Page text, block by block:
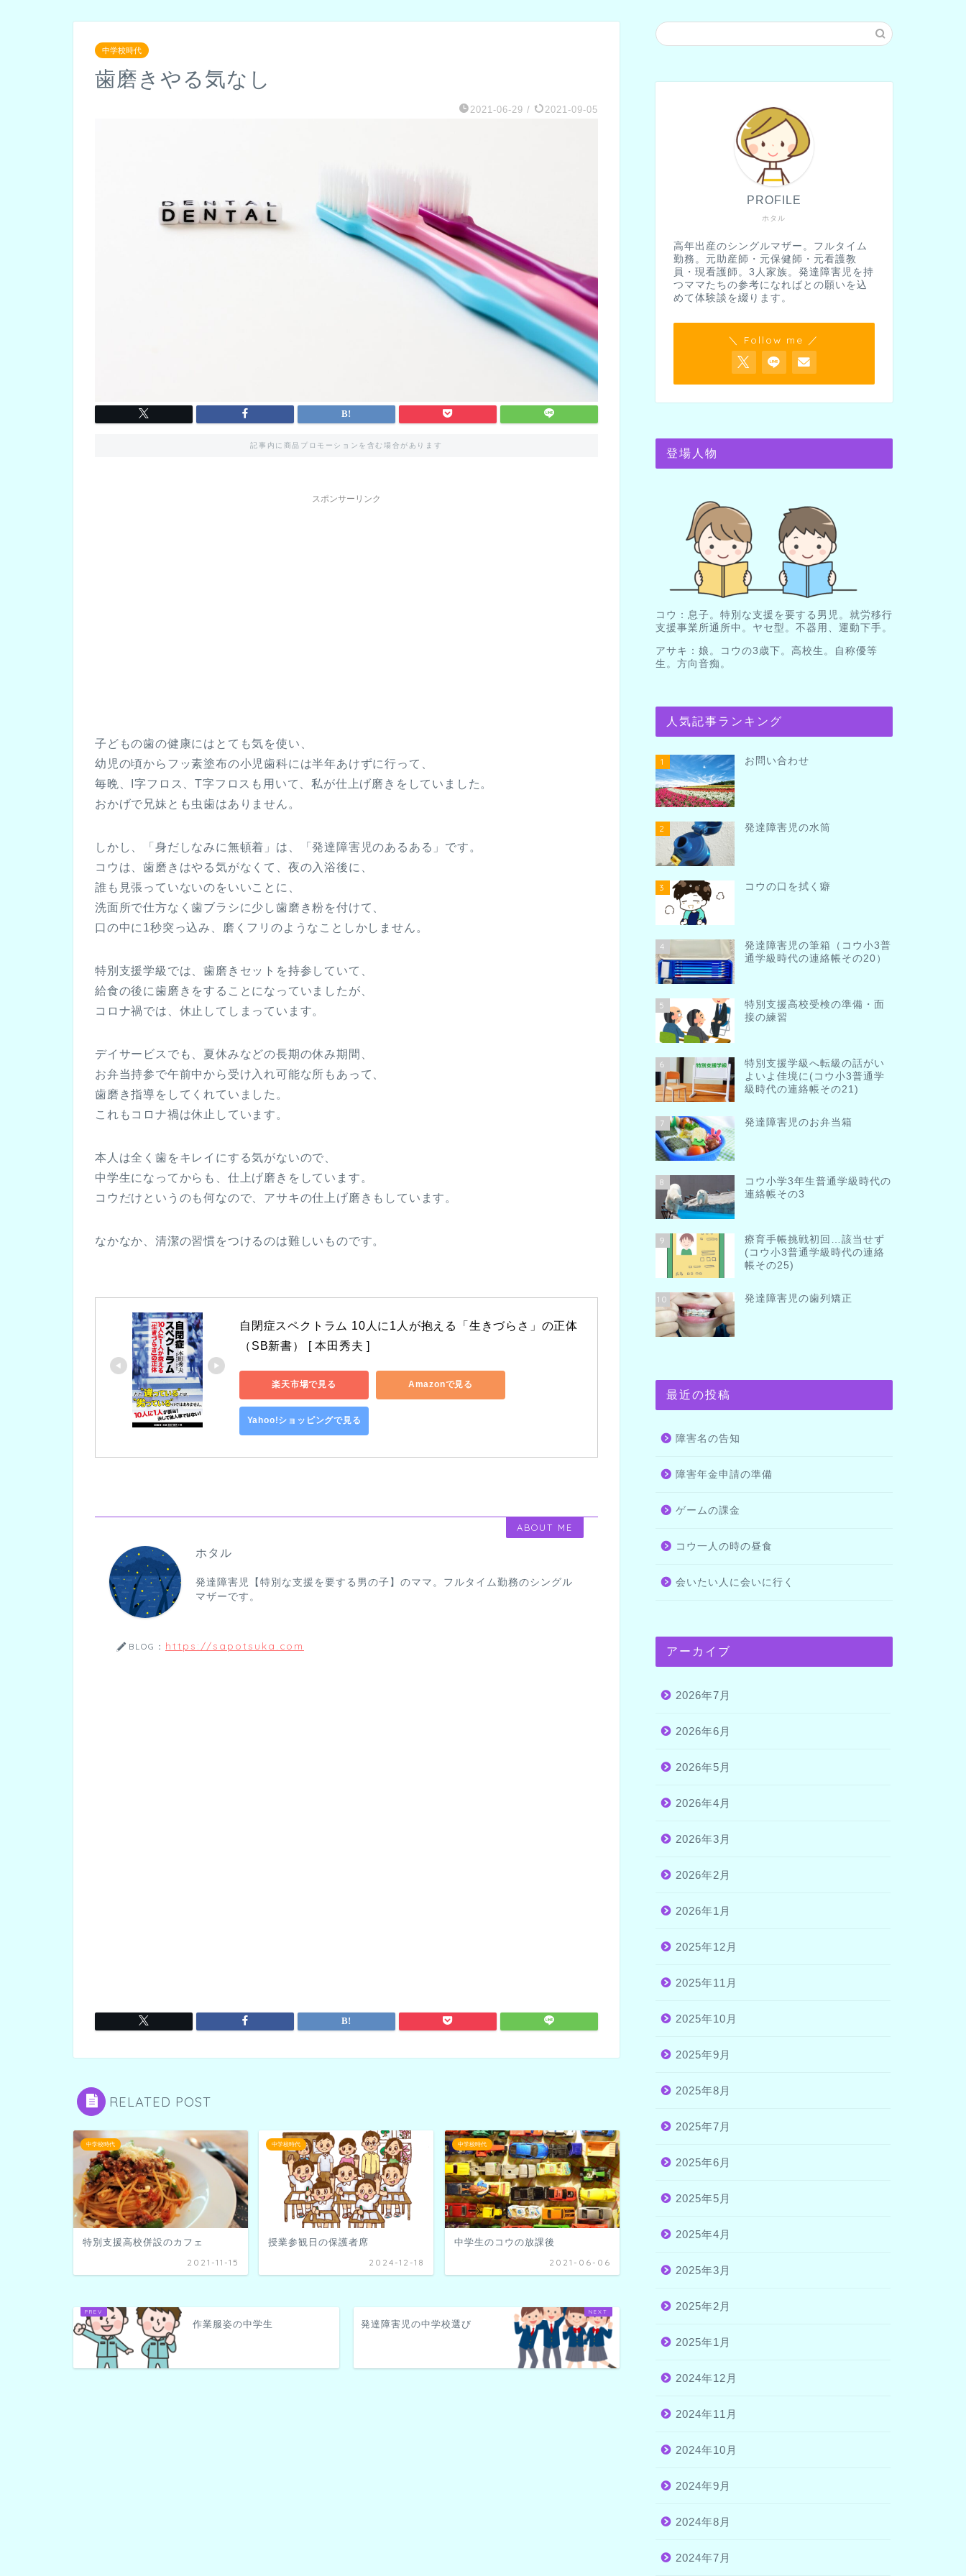
中学校時代
歯磨きやる気なし
2021-06-29 / 2021-09-05
記事内に商品プロモーションを含む場合があります
スポンサーリンク
子どもの歯の健康にはとても気を使い、
幼児の頃からフッ素塗布の小児歯科には半年あけずに行って、
毎晩、I字フロス、T字フロスも用いて、私が仕上げ磨きをしていました。
おかげで兄妹とも虫歯はありません。
しかし、「身だしなみに無頓着」は、「発達障害児のあるある」です。
コウは、歯磨きはやる気がなくて、夜の入浴後に、
誰も見張っていないのをいいことに、
洗面所で仕方なく歯ブラシに少し歯磨き粉を付けて、
口の中に1秒突っ込み、磨くフリのようなことしかしません。
特別支援学級では、歯磨きセットを持参していて、
給食の後に歯磨きをすることになっていましたが、
コロナ禍では、休止してしまっています。
デイサービスでも、夏休みなどの長期の休み期間、
お弁当持参で午前中から受け入れ可能な所もあって、
歯磨き指導をしてくれていました。
これもコロナ禍は休止しています。
本人は全く歯をキレイにする気がないので、
中学生になってからも、仕上げ磨きをしています。
コウだけというのも何なので、アサキの仕上げ磨きもしています。
なかなか、清潔の習慣をつけるのは難しいものです。
自閉症スペクトラム 10人に1人が抱える「生きづらさ」の正体
（SB新書） [ 本田秀夫 ]
楽天市場で見る Amazonで見る
Yahoo!ショッピングで見る
ABOUT ME
ホタル
発達障害児【特別な支援を要する男の子】のママ。フルタイム勤務のシングル
マザーです。
BLOG： https://sapotsuka.com
RELATED POST
中学校時代
特別支援高校併設のカフェ
2021-11-15
中学校時代
授業参観日の保護者席
2024-12-18
中学校時代
中学生のコウの放課後
2021-06-06
作業服姿の中学生 発達障害児の中学校選び
ホタル
PROFILE
高年出産のシングルマザー。フルタイム
勤務。元助産師・元保健師・元看護教
員・現看護師。3人家族。発達障害児を持
つママたちの参考になればとの願いを込
めて体験談を綴ります。
＼ Follow me ／
登場人物
コウ：息子。特別な支援を要する男児。就労移行
支援事業所通所中。ヤセ型。不器用、運動下手。
アサキ：娘。コウの3歳下。高校生。自称優等
生。方向音痴。
人気記事ランキング
1 お問い合わせ
2 発達障害児の水筒
3 コウの口を拭く癖
4
発達障害児の筆箱（コウ小3普
通学級時代の連絡帳その20）
5
特別支援高校受検の準備・面
接の練習
6
特別支援学級へ転級の話がい
よいよ佳境に(コウ小3普通学
級時代の連絡帳その21)
7 発達障害児のお弁当箱
8
コウ小学3年生普通学級時代の
連絡帳その3
9
療育手帳挑戦初回…該当せず
(コウ小3普通学級時代の連絡
帳その25)
10 発達障害児の歯列矯正
最近の投稿
障害名の告知
障害年金申請の準備
ゲームの課金
コウ一人の時の昼食
会いたい人に会いに行く
アーカイブ
2026年7月
2026年6月
2026年5月
2026年4月
2026年3月
2026年2月
2026年1月
2025年12月
2025年11月
2025年10月
2025年9月
2025年8月
2025年7月
2025年6月
2025年5月
2025年4月
2025年3月
2025年2月
2025年1月
2024年12月
2024年11月
2024年10月
2024年9月
2024年8月
2024年7月